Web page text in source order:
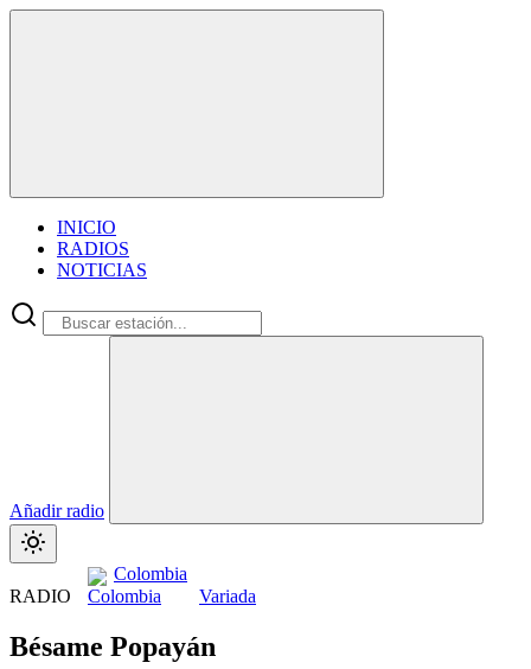
INICIO
RADIOS
NOTICIAS
Añadir radio
RADIO
Colombia
Variada
Bésame Popayán